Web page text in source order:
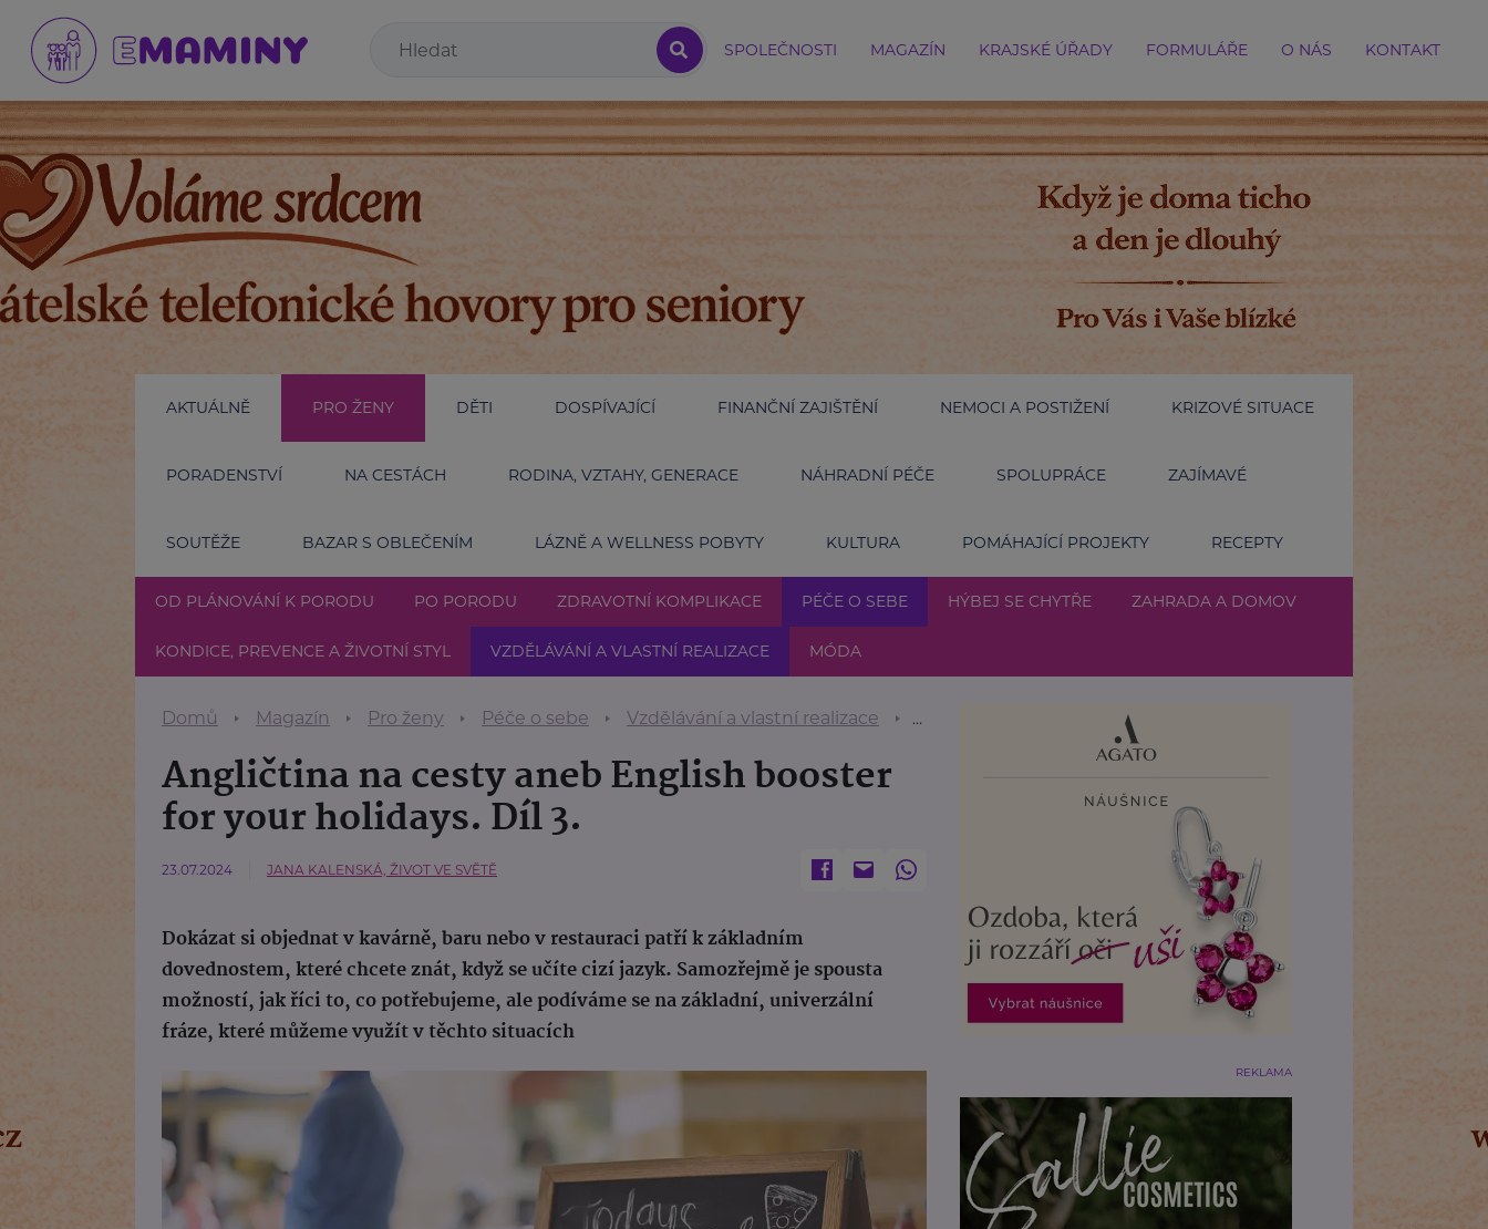
SPOLEČNOSTI MAGAZÍN KRAJSKÉ ÚŘADY FORMULÁŘE O NÁS KONTAKT
AKTUÁLNĚ PRO ŽENY DĚTI DOSPÍVAJÍCÍ FINANČNÍ ZAJIŠTĚNÍ NEMOCI A POSTIŽENÍ KRIZOVÉ SITUACE
PORADENSTVÍ NA CESTÁCH RODINA, VZTAHY, GENERACE NÁHRADNÍ PÉČE SPOLUPRÁCE ZAJÍMAVÉ
SOUTĚŽE BAZAR S OBLEČENÍM LÁZNĚ A WELLNESS POBYTY KULTURA POMÁHAJÍCÍ PROJEKTY RECEPTY
OD PLÁNOVÁNÍ K PORODU PO PORODU ZDRAVOTNÍ KOMPLIKACE PÉČE O SEBE HÝBEJ SE CHYTŘE ZAHRADA A DOMOV
KONDICE, PREVENCE A ŽIVOTNÍ STYL VZDĚLÁVÁNÍ A VLASTNÍ REALIZACE MÓDA
Domů Magazín Pro ženy Péče o sebe Vzdělávání a vlastní realizace Angličtina na cesty aneb English booster for your holidays. Díl 3.
Angličtina na cesty aneb English booster
for your holidays. Díl 3.
23.07.2024 JANA KALENSKÁ, ŽIVOT VE SVĚTĚ
Dokázat si objednat v kavárně, baru nebo v restauraci patří k základním
dovednostem, které chcete znát, když se učíte cizí jazyk. Samozřejmě je spousta
možností, jak říci to, co potřebujeme, ale podíváme se na základní, univerzální
fráze, které můžeme využít v těchto situacích
REKLAMA